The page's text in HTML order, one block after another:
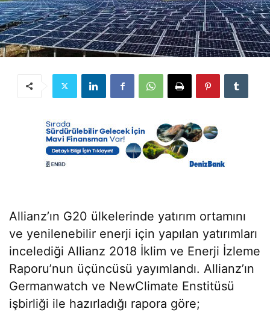
Allianz’ın G20 ülkelerinde yatırım ortamını
ve yenilenebilir enerji için yapılan yatırımları
incelediği Allianz 2018 İklim ve Enerji İzleme
Raporu’nun üçüncüsü yayımlandı. Allianz’ın
Germanwatch ve NewClimate Enstitüsü
işbirliği ile hazırladığı rapora göre;